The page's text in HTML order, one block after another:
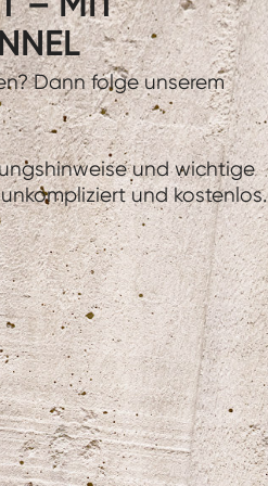
Dann folge unserem
und wichtige
und kostenlos.